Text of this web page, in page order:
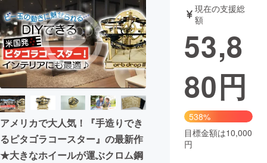
テクノロジー・ガジェット
映像・映画 書籍・雑誌
ビジネス・起業 チャレンジ
まちづくり・地域活性化
CAMPFIRE for Social Good
CAMPFIRE Creation
アメリカで大人気！『手造りでき
るピタゴラコースター』の最新作
★大きなホイールが運ぶクロム鋼
現在の支援総
額
53,8
80円
538%
目標金額は10,000
円